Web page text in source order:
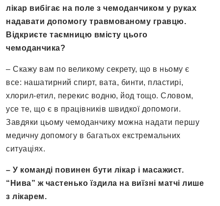
лікар вибігає на поле з чемоданчиком у руках
надавати допомогу травмованому гравцю.
Відкриєте таємницю вмісту цього
чемоданчика?
– Скажу вам по великому секрету, що в ньому є
все: нашатирний спирт, вата, бинти, пластирі,
хлорил-етил, перекис водню, йод тощо. Словом,
усе те, що є в працівників швидкої допомоги.
Завдяки цьому чемоданчику можна надати першу
медичну допомогу в багатьох екстремальних
ситуаціях.
– У команді повинен бути лікар і масажист.
“Нива” ж частенько їздила на виїзні матчі лише
з лікарем.